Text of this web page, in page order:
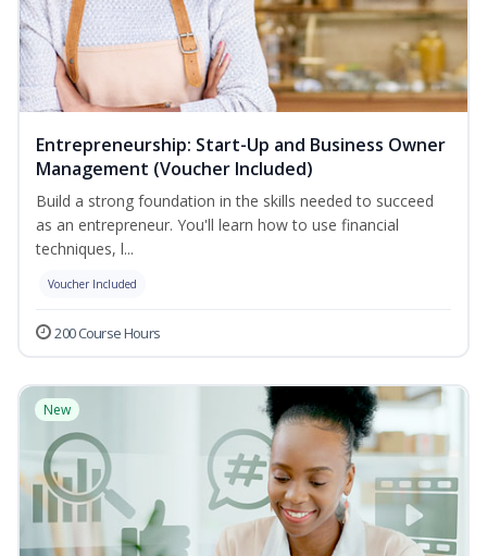
Entrepreneurship: Start-Up and Business Owner
Management (Voucher Included)
Build a strong foundation in the skills needed to succeed
as an entrepreneur. You'll learn how to use financial
techniques, l...
Voucher Included
200 Course Hours
New